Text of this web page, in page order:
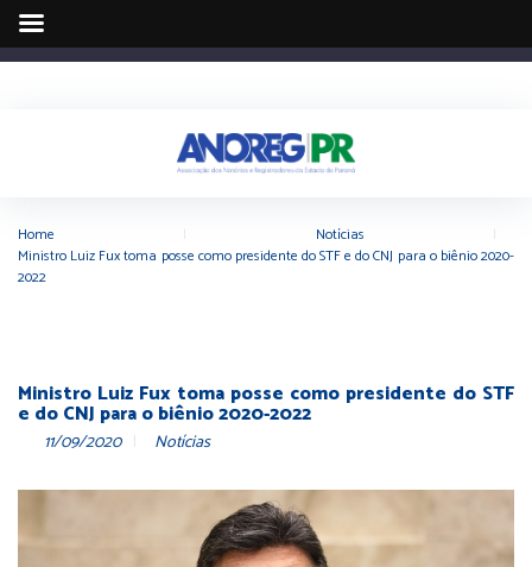
Home Notícias
Ministro Luiz Fux toma posse como presidente do STF e do CNJ para o biênio 2020-
2022
Ministro Luiz Fux toma posse como presidente do STF
e do CNJ para o biênio 2020-2022
11/09/2020 Notícias